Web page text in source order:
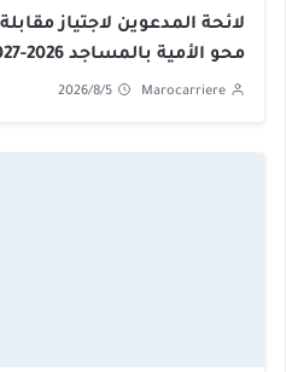
لائحة المدعوين لاجتياز
محو الأمية بالمساجد 2026-2027
Marocarriere
2026/8/5